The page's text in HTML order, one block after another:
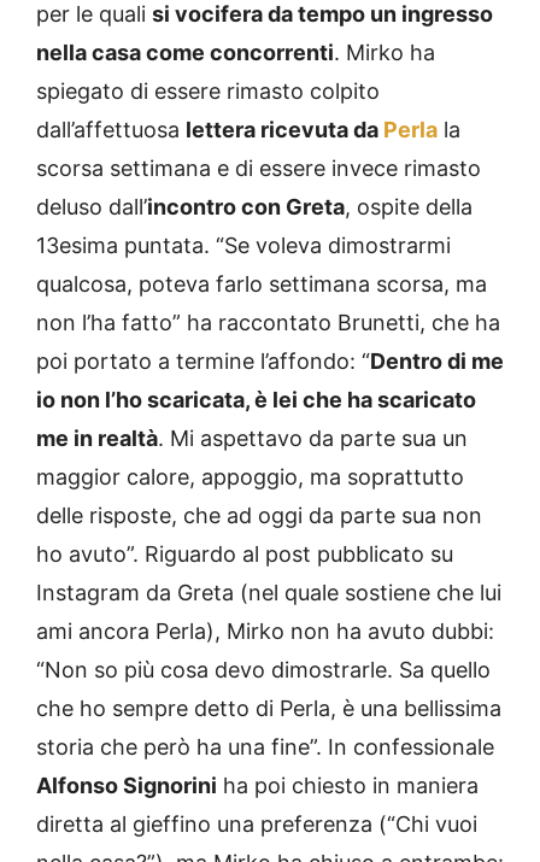
per le quali si vocifera da tempo un ingresso
nella casa come concorrenti. Mirko ha
spiegato di essere rimasto colpito
dall’affettuosa lettera ricevuta da Perla la
scorsa settimana e di essere invece rimasto
deluso dall’incontro con Greta, ospite della
13esima puntata. “Se voleva dimostrarmi
qualcosa, poteva farlo settimana scorsa, ma
non l’ha fatto” ha raccontato Brunetti, che ha
poi portato a termine l’affondo: “Dentro di me
io non l’ho scaricata, è lei che ha scaricato
me in realtà. Mi aspettavo da parte sua un
maggior calore, appoggio, ma soprattutto
delle risposte, che ad oggi da parte sua non
ho avuto”. Riguardo al post pubblicato su
Instagram da Greta (nel quale sostiene che lui
ami ancora Perla), Mirko non ha avuto dubbi:
“Non so più cosa devo dimostrarle. Sa quello
che ho sempre detto di Perla, è una bellissima
storia che però ha una fine”. In confessionale
Alfonso Signorini ha poi chiesto in maniera
diretta al gieffino una preferenza (“Chi vuoi